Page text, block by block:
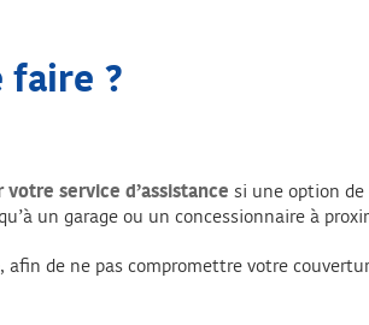
faire ?
service d’assistance si une option de
un garage ou un concessionnaire à
afin de ne pas compromettre votre